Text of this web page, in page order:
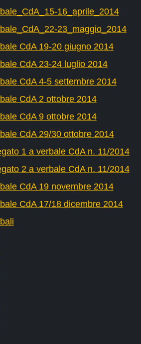
16_aprile_2014
23_maggio_2014
CdA 19-20 giugno 2014
CdA 23-24 luglio 2014
CdA 4-5 settembre 2014
CdA 2 ottobre 2014
CdA 9 ottobre 2014
CdA 29/30 ottobre 2014
1 a verbale CdA n. 11/2014
2 a verbale CdA n. 11/2014
CdA 19 novembre 2014
CdA 17/18 dicembre 2014